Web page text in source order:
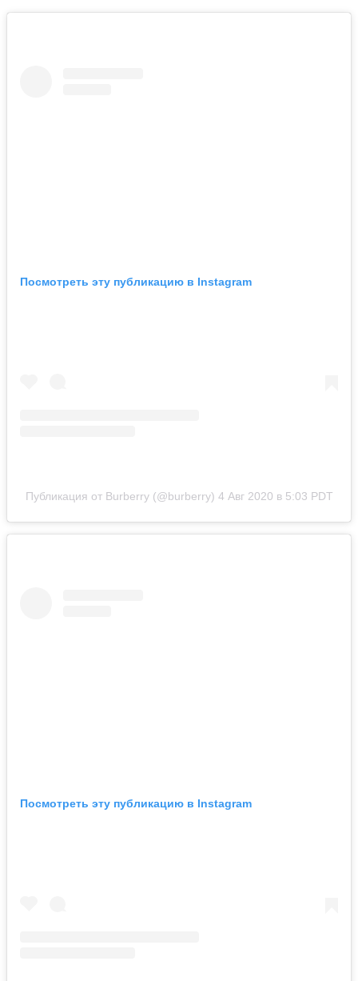
Посмотреть эту публикацию в Instagram
Публикация от Burberry (@burberry) 4 Авг 2020 в 5:03 PDT
Посмотреть эту публикацию в Instagram